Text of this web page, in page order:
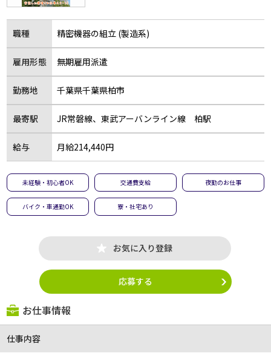
職種 精密機器の組立 (製造系)
雇用形態 無期雇用派遣
勤務地 千葉県千葉県柏市
最寄駅 JR常磐線、東武アーバンライン線 柏駅
給与 月給214,440円
未経験・初心者OK 交通費支給 夜勤のお仕事
バイク・車通勤OK 寮・社宅あり
お気に入り登録
応募する
お仕事情報
仕事内容